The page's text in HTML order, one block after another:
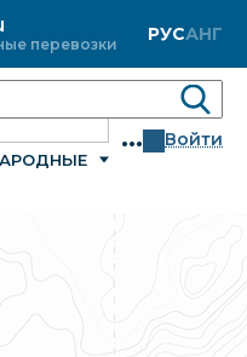
перевозки РУСАНГ
... Войти